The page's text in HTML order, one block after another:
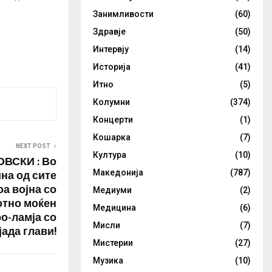
на
NEXT POST
: Во
од сите
војна со
моќен
ламја со
глави!
Занимливости
(60)
Здравје
(50)
Интервју
(14)
Историја
(41)
Итно
(5)
Колумни
(374)
Концерти
(1)
Кошарка
(7)
Култура
(10)
Македонија
(787)
Медиуми
(2)
Медицина
(6)
Мисли
(7)
Мистерии
(27)
Музика
(10)